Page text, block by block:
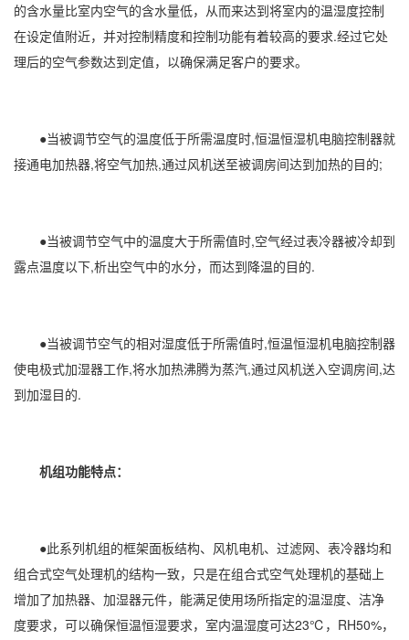
的含水量比室内空气的含水量低，从而来达到将室内的温湿度控制
在设定值附近，并对控制精度和控制功能有着较高的要求.经过它处
理后的空气参数达到定值，以确保满足客户的要求。
●当被调节空气的温度低于所需温度时,恒温恒湿机电脑控制器就
接通电加热器,将空气加热,通过风机送至被调房间达到加热的目的;
●当被调节空气中的温度大于所需值时,空气经过表冷器被冷却到
露点温度以下,析出空气中的水分，而达到降温的目的.
●当被调节空气的相对湿度低于所需值时,恒温恒湿机电脑控制器
使电极式加湿器工作,将水加热沸腾为蒸汽,通过风机送入空调房间,达
到加湿目的.
机组功能特点：
●此系列机组的框架面板结构、风机电机、过滤网、表冷器均和
组合式空气处理机的结构一致，只是在组合式空气处理机的基础上
增加了加热器、加湿器元件，能满足使用场所指定的温湿度、洁净
度要求，可以确保恒温恒湿要求，室内温湿度可达23℃，RH50%，